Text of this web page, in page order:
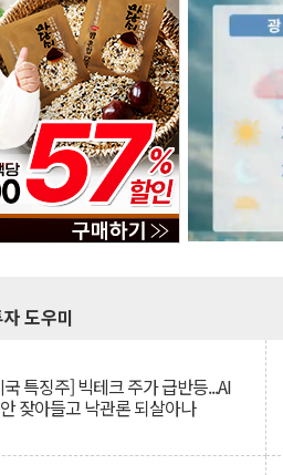
도우미
국 특징주] 빅테크 주가 급반등...AI
잦아들고 낙관론 되살아나